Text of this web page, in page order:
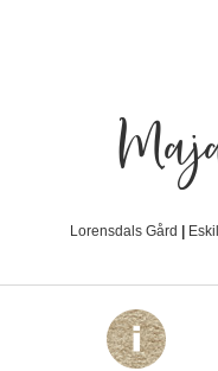
Lorensdals Gård